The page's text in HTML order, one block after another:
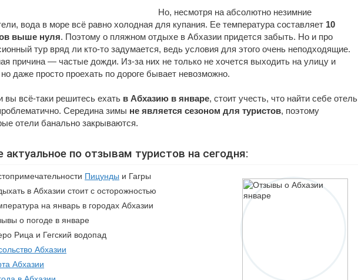
Но, несмотря на абсолютно незимние
вода в море всё равно холодная для купания. Ее температура составляет 10
выше нуля. Поэтому о пляжном отдыхе в Абхазии придется забыть. Но и про
тур вряд ли кто-то задумается, ведь условия для этого очень неподходящие.
причина — частые дожди. Из-за них не только не хочется выходить на улицу и
но даже просто проехать по дороге бывает невозможно.
вы всё-таки решитесь ехать в Абхазию в январе, стоит учесть, что найти себе отель
Середина зимы не является сезоном для туристов, поэтому
отели банально закрываются.
актуальное по отзывам туристов на сегодня:
Пицунды и Гагры
в Абхазии стоит с осторожностью
на январь в городах Абхазии
о погоде в январе
Рица и Гегский водопад
Абхазии
Абхазии